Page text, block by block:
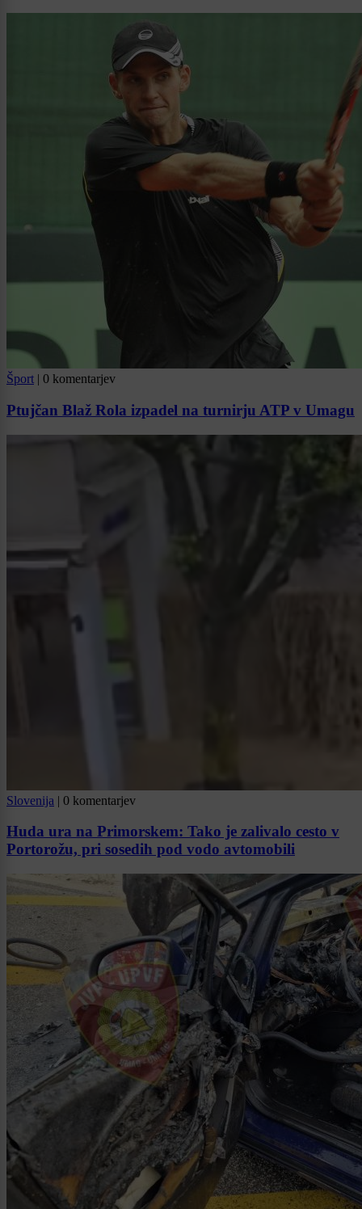
Šport | 0 komentarjev
Ptujčan Blaž Rola izpadel na turnirju ATP v Umagu
Slovenija | 0 komentarjev
Huda ura na Primorskem: Tako je zalivalo cesto v
Portorožu, pri sosedih pod vodo avtomobili